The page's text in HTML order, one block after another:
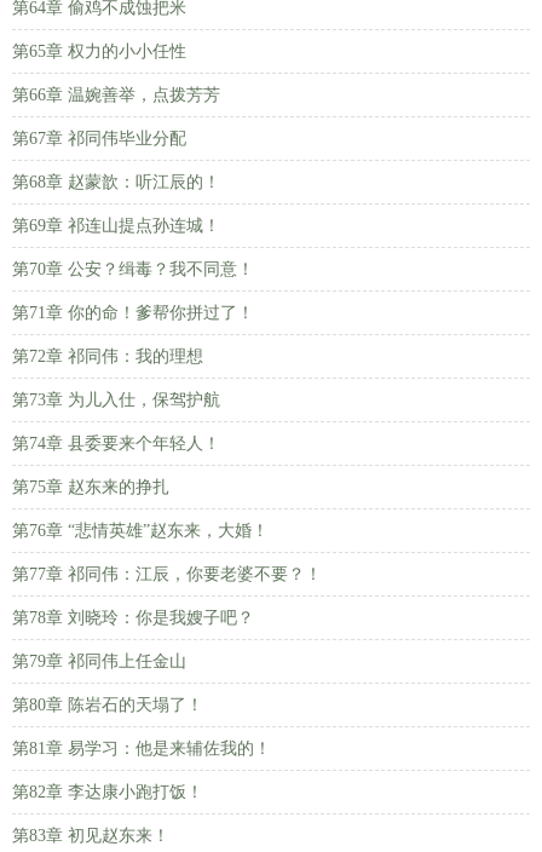
第64章 偷鸡不成蚀把米
第65章 权力的小小任性
第66章 温婉善举，点拨芳芳
第67章 祁同伟毕业分配
第68章 赵蒙歆：听江辰的！
第69章 祁连山提点孙连城！
第70章 公安？缉毒？我不同意！
第71章 你的命！爹帮你拼过了！
第72章 祁同伟：我的理想
第73章 为儿入仕，保驾护航
第74章 县委要来个年轻人！
第75章 赵东来的挣扎
第76章 “悲情英雄”赵东来，大婚！
第77章 祁同伟：江辰，你要老婆不要？！
第78章 刘晓玲：你是我嫂子吧？
第79章 祁同伟上任金山
第80章 陈岩石的天塌了！
第81章 易学习：他是来辅佐我的！
第82章 李达康小跑打饭！
第83章 初见赵东来！